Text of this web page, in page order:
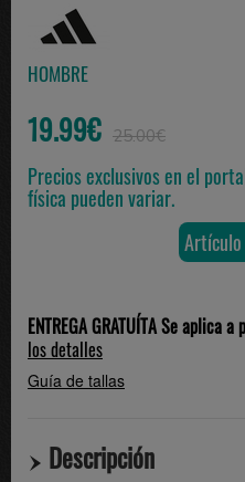
HOMBRE
19.99€ 25.00€
Precios exclusivos en el
física pueden variar.
ENTREGA GRATUÍTA Se aplica
los detalles
Guía de tallas
Descripción